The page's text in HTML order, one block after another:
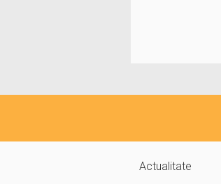
Actualitate